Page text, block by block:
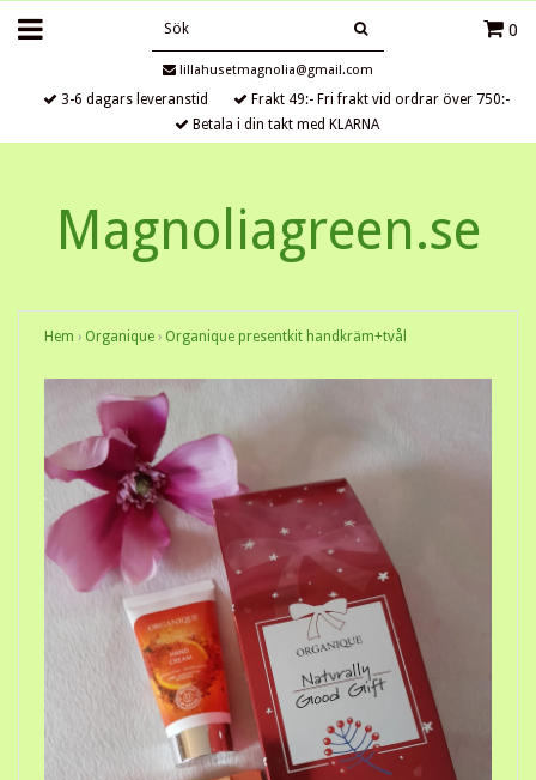
0
lillahusetmagnolia@gmail.com
3-6 dagars leveranstid
Frakt 49:- Fri frakt vid ordrar över 750:-
Betala i din takt med KLARNA
Magnoliagreen.se
Hem › Organique › Organique presentkit handkräm+tvål